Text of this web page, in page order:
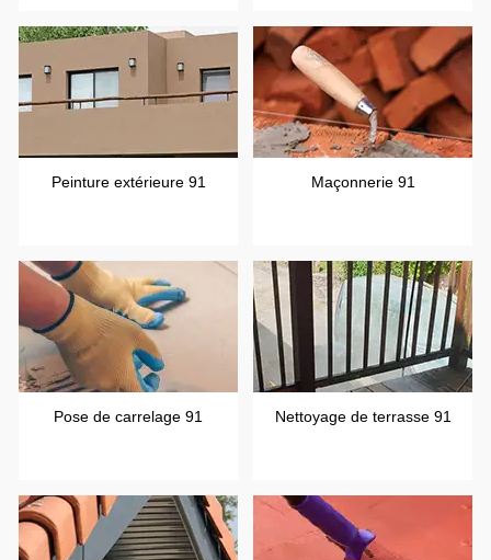
Peinture extérieure 91 Maçonnerie 91
Pose de carrelage 91 Nettoyage de terrasse 91